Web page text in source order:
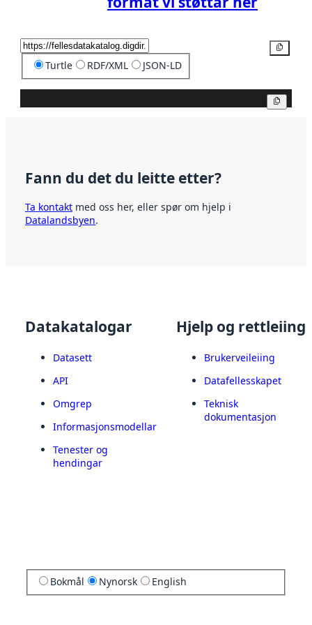
Turtle RDF/XML JSON-LD
Fann du det du leitte etter?
Ta kontakt med oss her, eller spør om hjelp i
Datalandsbyen.
Datakatalogar
Datasett
API
Omgrep
Informasjonsmodellar
Tenester og
hendingar
Hjelp og rettleiing
Brukerveileiing
Datafellesskapet
Teknisk
dokumentasjon
Bokmål Nynorsk English